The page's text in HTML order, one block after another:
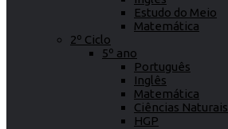
Estudo do Meio
Matemática
2º Ciclo
5º ano
Português
Inglês
Matemática
Ciências Naturais
HGP